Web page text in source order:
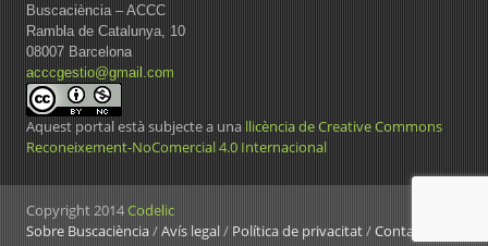
Buscaciència – ACCC
Rambla de Catalunya, 10
08007 Barcelona
acccgestio@gmail.com
Aquest portal està subjecte a una llicència de Creative Commons
Reconeixement-NoComercial 4.0 Internacional
Copyright 2014Codelic
Sobre Buscaciència/Avís legal/ Política de privacitat/Contacte